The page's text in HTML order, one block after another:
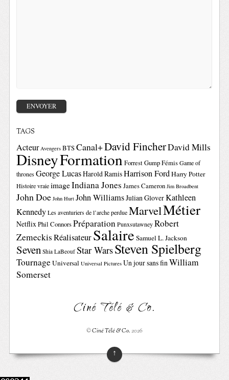
TAGS
Acteur Avengers BTSCanal+David FincherDavid Mills
DisneyFormationForrest GumpFémis Game of
thrones George LucasHarold RamisHarrison FordHarry Potter
Histoire vraie imageIndiana Jones James Cameron Jim Broadbent
John Doe John Hurt John WilliamsJulian GloverKathleen
Kennedy Les aventuriers de l’arche perdue MarvelMétier
NetflixPhil ConnorsPréparation Punxsutawney Robert
ZemeckisRéalisateurSalaire Samuel L. Jackson
Seven Shia LaBeouf Star WarsSteven Spielberg
TournageUniversal Universal Pictures Un jour sans finWilliam
Somerset
Ciné Télé & Co.
©Ciné Télé & Co.2026
↑